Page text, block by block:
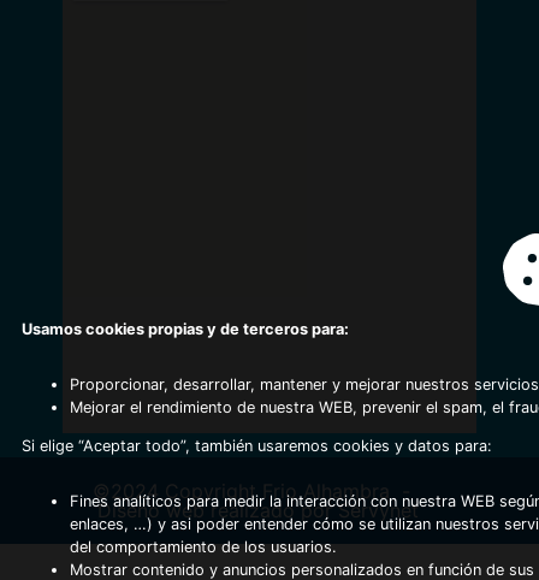
©2024 Copyright Frio Alhambra
Diseño web realizado por Servynet
Usamos cookies propias y de terceros para:
Proporcionar, desarrollar, mantener y mejorar nuestros
Mejorar el rendimiento de nuestra WEB, prevenir el spam, el
Si elige “Aceptar todo”, también usaremos cookies y datos para:
Fines analíticos para medir la interacción con nuestra WEB
enlaces, …) y asi poder entender cómo se utilizan nuestros
del comportamiento de los usuarios.
Mostrar contenido y anuncios personalizados en función de